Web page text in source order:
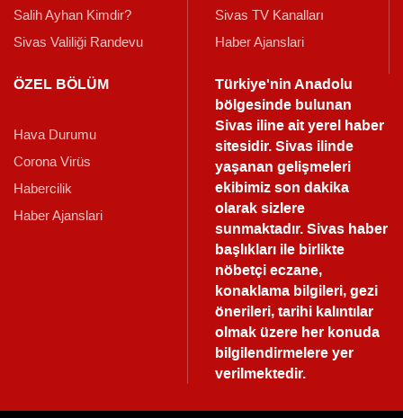
Salih Ayhan Kimdir?
Sivas Valiliği Randevu
Sivas TV Kanalları
Haber Ajanslari
ÖZEL BÖLÜM
Hava Durumu
Corona Virüs
Habercilik
Haber Ajanslari
Türkiye'nin Anadolu
bölgesinde bulunan
Sivas iline ait yerel haber
sitesidir. Sivas ilinde
yaşanan gelişmeleri
ekibimiz son dakika
olarak sizlere
sunmaktadır.Sivas haber
başlıkları ile birlikte
nöbetçi eczane,
konaklama bilgileri, gezi
önerileri, tarihi kalıntılar
olmak üzere her konuda
bilgilendirmelere yer
verilmektedir.